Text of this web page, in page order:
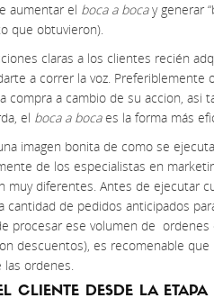
aumentar el boca a bocay generar
que obtuvieron).
claras a los clientes recién
a correr la voz. Preferiblemente
compra a cambio de su accion, asi
el boca a bocaes la forma más
imagen bonita de como se
de los especialistas en
muy diferentes. Antes de ejecutar
cantidad de pedidos anticipados
procesar ese volumen de
descuentos), es recomenable
las ordenes.
CLIENTE DESDE LA